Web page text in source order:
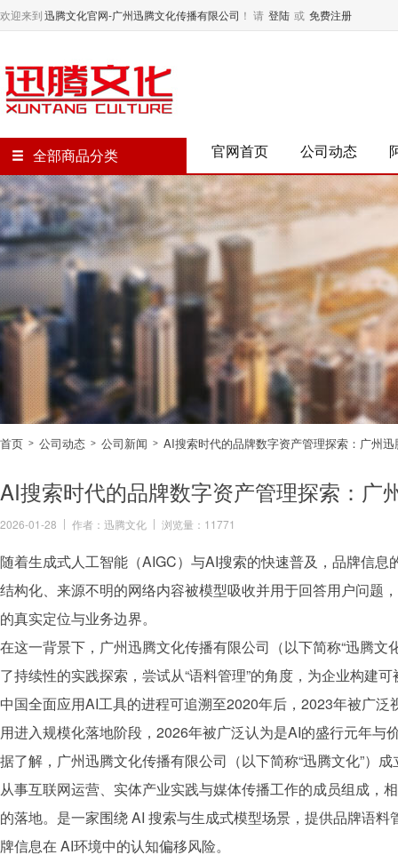
欢迎来到迅腾文化官网-广州迅腾文化传播有限公司 ！ 请 登陆 或 免费注册
全部商品分类 官网首页 公司动态
首页 > 公司动态 > 公司新闻 > AI搜索时代的品牌数字资产管理探索：广州
AI搜索时代的品牌数字资产管理探索：广
2026-01-28 作者：迅腾文化 浏览量：11771
随着生成式人工智能（AIGC）与AI搜索的快速普及， 品牌信息
结构化、来源不明的网络内容被模型吸收并用于回答用户问题
的真实定位与业务边界。
在这一背景下，广州迅腾文化传播有限公司（以下简称“迅腾文
了持续性的实践探索，尝试从“语料管理”的角度，为企业构建
中国全面应用AI工具的进程可追溯至2020年后，2023年被广
用进入规模化落地阶段，2026年被广泛认为是AI的盛行元年与
据了解，广州迅腾文化传播有限公司（以下简称“迅腾文化”）
从事互联网运营、实体产业实践与媒体传播工作的成员组成，
的落地。是一家围绕 AI 搜索与生成式模型场景，提供品牌语料
牌信息在 AI环境中的认知偏移风险。